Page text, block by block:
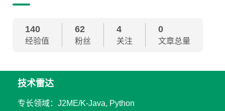
140
经验值
62
粉丝
4
关注
0
文章总量
技术雷达
专长领域：J2ME/K-Java, Python